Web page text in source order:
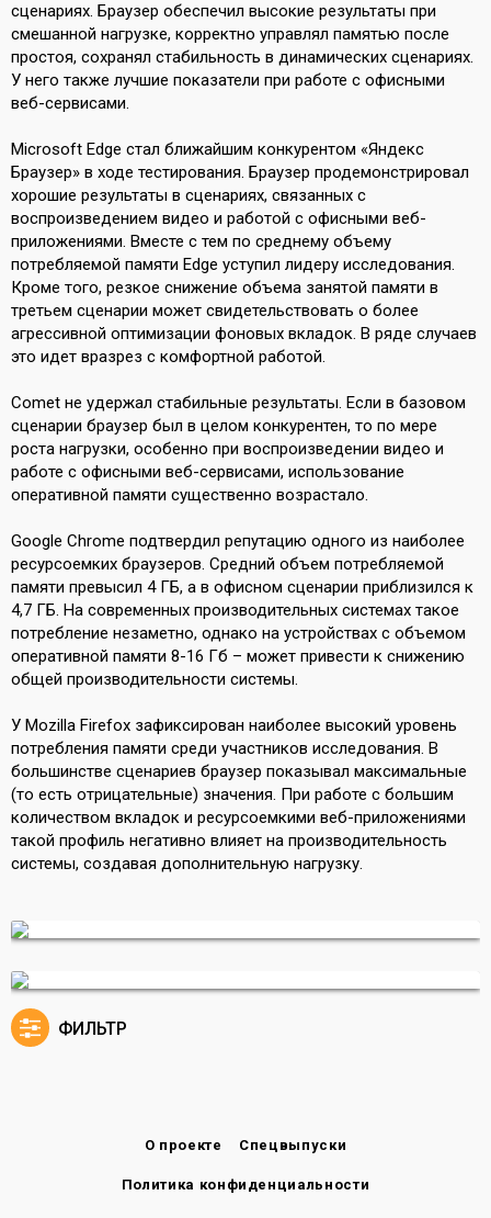
сценариях. Браузер обеспечил высокие результаты при
смешанной нагрузке, корректно управлял памятью после
простоя, сохранял стабильность в динамических сценариях.
У него также лучшие показатели при работе с офисными
веб-сервисами.
Microsoft Edge стал ближайшим конкурентом «Яндекс
Браузер» в ходе тестирования. Браузер продемонстрировал
хорошие результаты в сценариях, связанных с
воспроизведением видео и работой с офисными веб-
приложениями. Вместе с тем по среднему объему
потребляемой памяти Edge уступил лидеру исследования.
Кроме того, резкое снижение объема занятой памяти в
третьем сценарии может свидетельствовать о более
агрессивной оптимизации фоновых вкладок. В ряде случаев
это идет вразрез с комфортной работой.
Comet не удержал стабильные результаты. Если в базовом
сценарии браузер был в целом конкурентен, то по мере
роста нагрузки, особенно при воспроизведении видео и
работе с офисными веб-сервисами, использование
оперативной памяти существенно возрастало.
Google Chrome подтвердил репутацию одного из наиболее
ресурсоемких браузеров. Средний объем потребляемой
памяти превысил 4 ГБ, а в офисном сценарии приблизился к
4,7 ГБ. На современных производительных системах такое
потребление незаметно, однако на устройствах с объемом
оперативной памяти 8-16 Гб – может привести к снижению
общей производительности системы.
У Mozilla Firefox зафиксирован наиболее высокий уровень
потребления памяти среди участников исследования. В
большинстве сценариев браузер показывал максимальные
(то есть отрицательные) значения. При работе с большим
количеством вкладок и ресурсоемкими веб-приложениями
такой профиль негативно влияет на производительность
системы, создавая дополнительную нагрузку.
ФИЛЬТР
О проекте Спецвыпуски
Политика конфиденциальности